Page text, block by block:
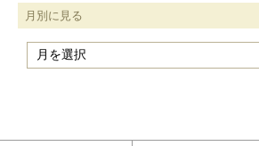
月別に見る